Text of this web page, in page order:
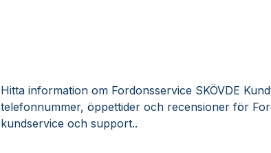
Hitta information om Fordonsservice SKÖVDE
telefonnummer, öppettider och recensioner för
kundservice och support..